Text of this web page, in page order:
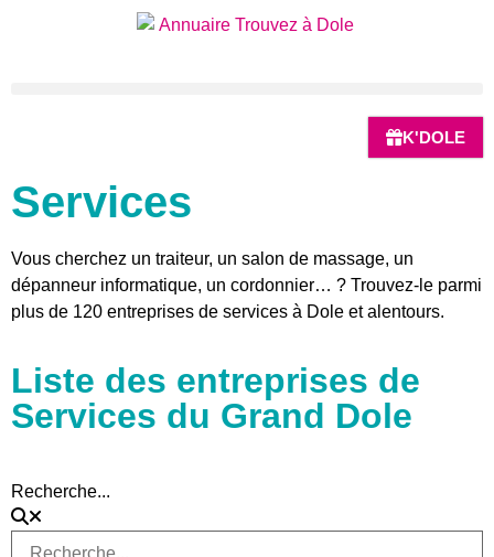
K'DOLE
Services
Vous cherchez un traiteur, un salon de massage, un
dépanneur informatique, un cordonnier… ? Trouvez-le parmi
plus de 120 entreprises de services à Dole et alentours.
Liste des entreprises de
Services du Grand Dole
Recherche...